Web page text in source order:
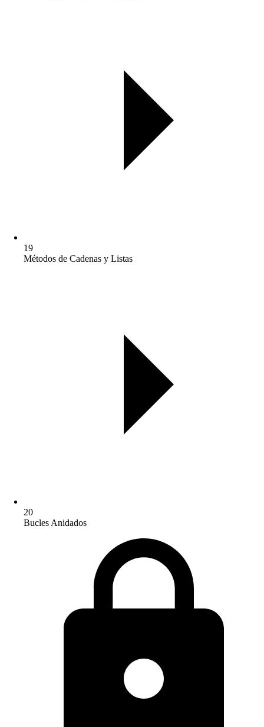
19
Métodos de Cadenas y Listas
20
Bucles Anidados